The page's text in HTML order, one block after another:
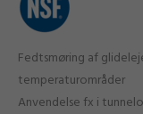
Fedtsmøring af
temperaturområder
Anvendelse fx i